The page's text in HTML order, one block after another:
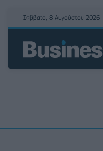
Σάββατο, 8 Αυγούστου 2026